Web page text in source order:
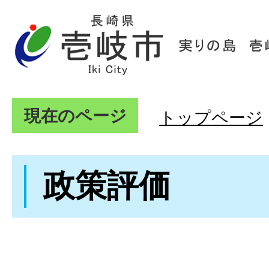
現在のページ トップページ
政策評価